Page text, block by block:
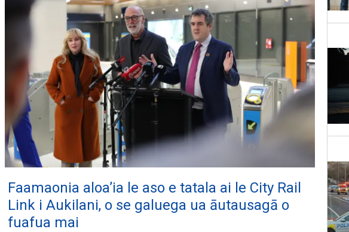
Faamaonia aloa’ia le aso e tatala ai le City Rail
Link i Aukilani, o se galuega ua āutausagā o
fuafua mai